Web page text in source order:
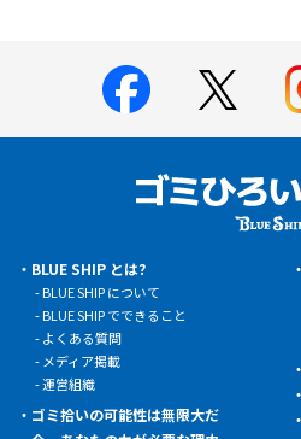
BLUE SHIP とは?
BLUE SHIP について
BLUE SHIP でできること
よくある質問
メディア掲載
運営組織
ゴミ拾いの可能性は無限大だ